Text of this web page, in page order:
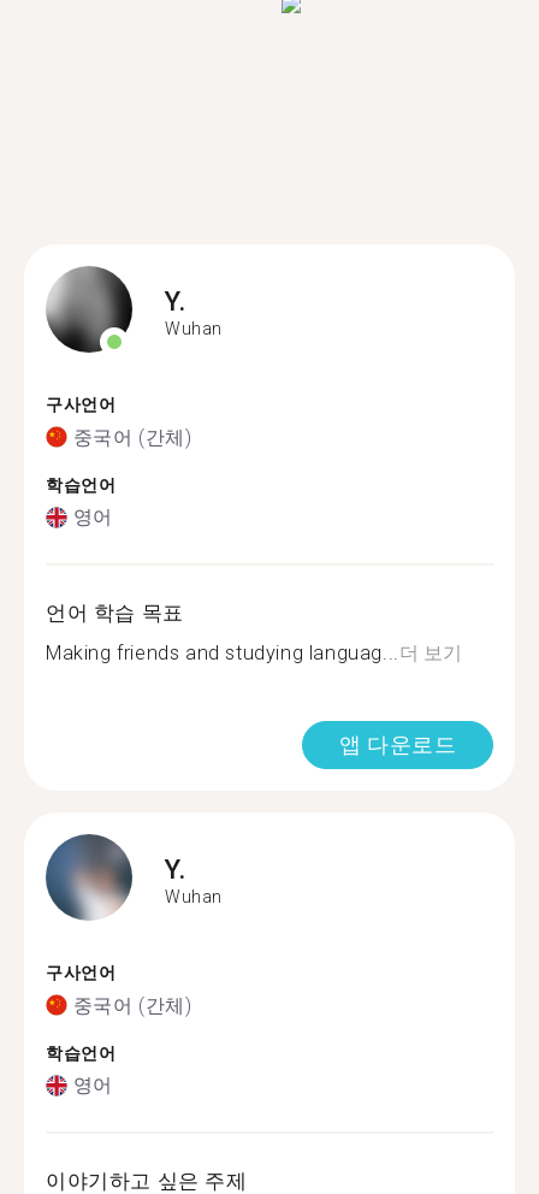
Y.
Wuhan
구사언어
중국어 (간체)
학습언어
영어
언어 학습 목표
Making friends and studying languag...더 보기
앱 다운로드
Y.
Wuhan
구사언어
중국어 (간체)
학습언어
영어
이야기하고 싶은 주제